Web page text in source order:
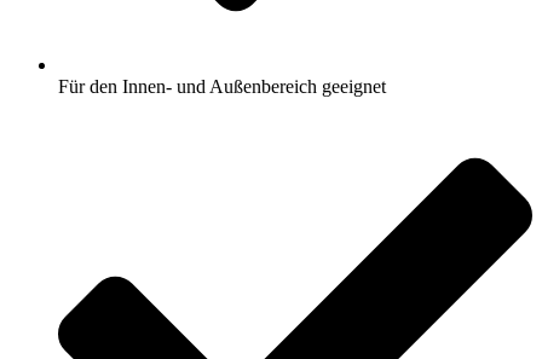
Für den Innen- und Außenbereich geeignet